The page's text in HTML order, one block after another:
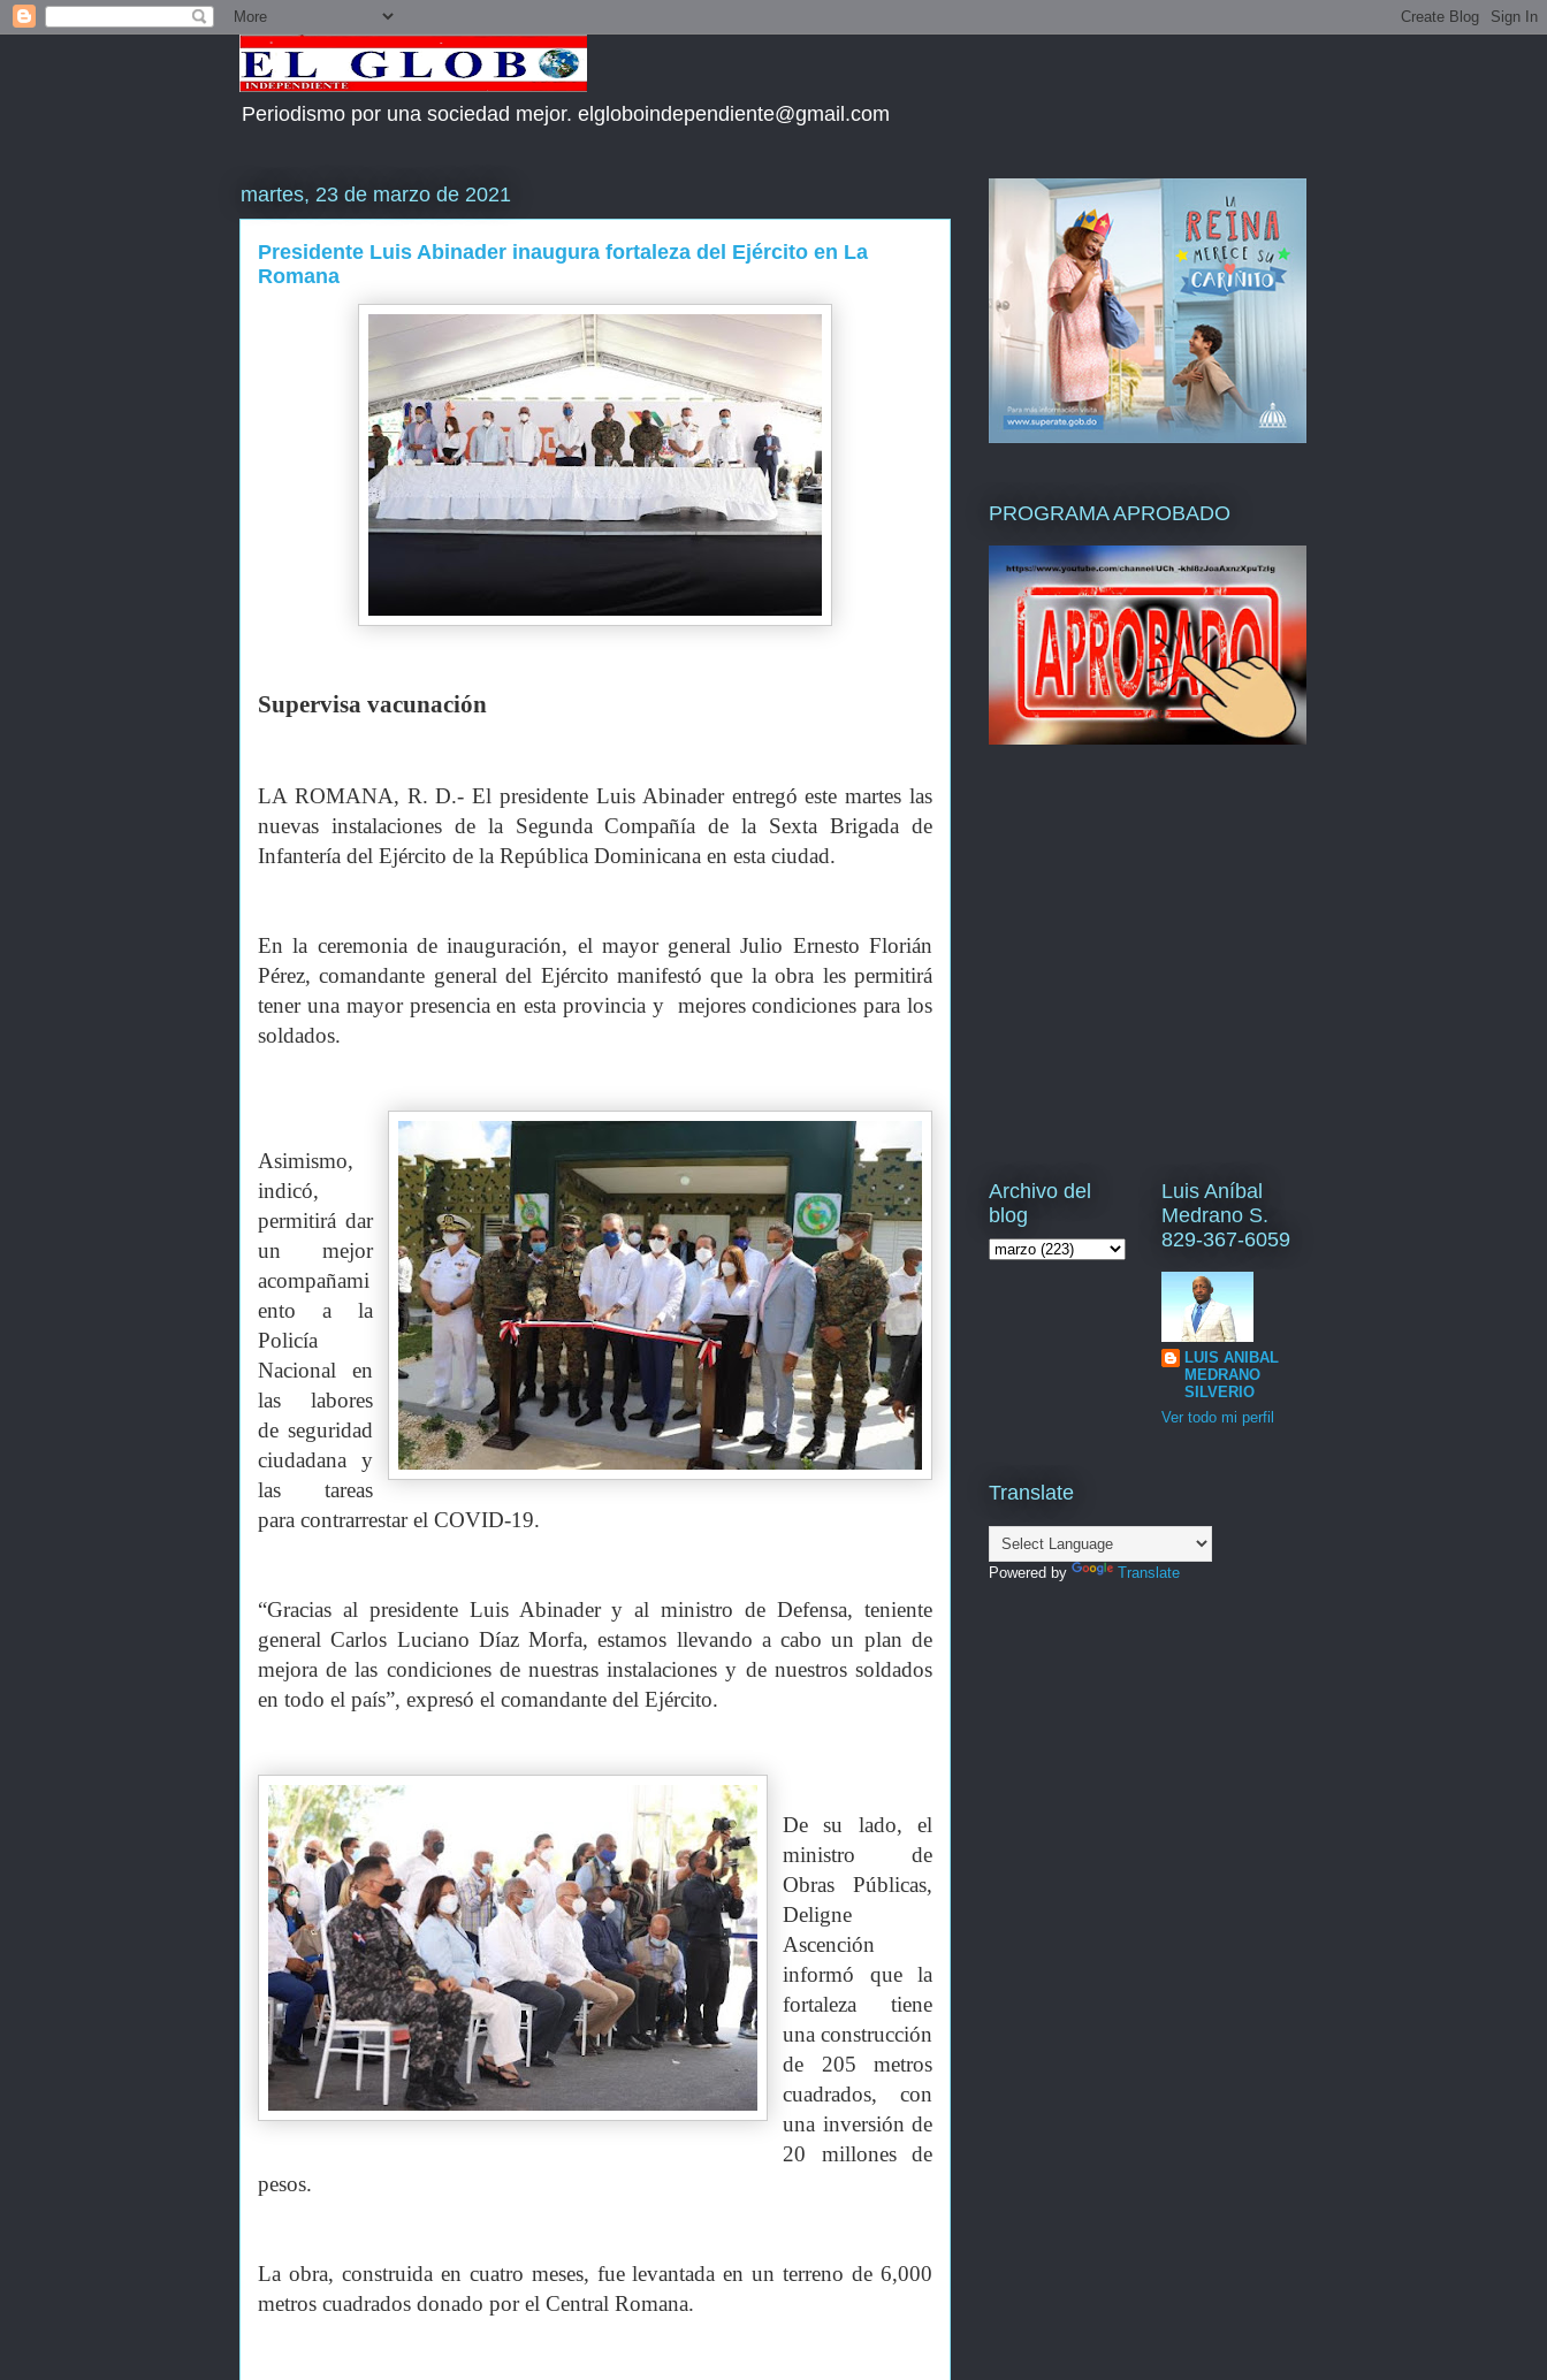
Periodismo por una sociedad mejor. elgloboindependiente@gmail.com
martes, 23 de marzo de 2021
Presidente Luis Abinader inaugura fortaleza del Ejército en La
Romana
Supervisa vacunación
LA ROMANA, R. D.- El presidente Luis Abinader entregó este martes las
nuevas instalaciones de la Segunda Compañía de la Sexta Brigada de
Infantería del Ejército de la República Dominicana en esta ciudad.
En la ceremonia de inauguración, el mayor general Julio Ernesto Florián
Pérez, comandante general del Ejército manifestó que la obra les permitirá
tener una mayor presencia en esta provincia y mejores condiciones para los
soldados.
Asimismo,
indicó,
permitirá dar
un mejor
acompañami
ento a la
Policía
Nacional en
las labores
de seguridad
ciudadana y
las tareas
para contrarrestar el COVID-19.
“Gracias al presidente Luis Abinader y al ministro de Defensa, teniente
general Carlos Luciano Díaz Morfa, estamos llevando a cabo un plan de
mejora de las condiciones de nuestras instalaciones y de nuestros soldados
en todo el país”, expresó el comandante del Ejército.
De su lado, el
ministro de
Obras Públicas,
Deligne
Ascención
informó que la
fortaleza tiene
una construcción
de 205 metros
cuadrados, con
una inversión de
20 millones de
pesos.
La obra, construida en cuatro meses, fue levantada en un terreno de 6,000
metros cuadrados donado por el Central Romana.
PROGRAMA APROBADO
Archivo del
blog
Luis Aníbal
Medrano S.
829-367-6059
LUIS ANIBAL
MEDRANO
SILVERIO
Ver todo mi perfil
Translate
Powered by Translate